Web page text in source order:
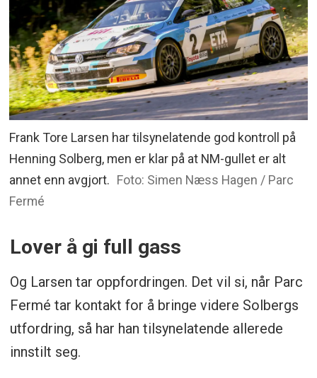
Frank Tore Larsen har tilsynelatende god kontroll på
Henning Solberg, men er klar på at NM-gullet er alt
annet enn avgjort. Foto: Simen Næss Hagen / Parc
Fermé
Lover å gi full gass
Og Larsen tar oppfordringen. Det vil si, når Parc
Fermé tar kontakt for å bringe videre Solbergs
utfordring, så har han tilsynelatende allerede
innstilt seg.